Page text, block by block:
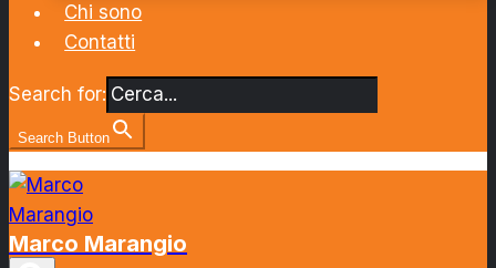
Chi sono
Contatti
Search for:
Search Button
Marco Marangio